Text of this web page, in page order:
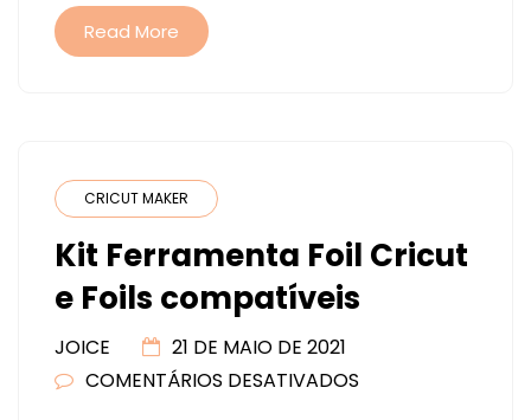
Read More
CRICUT MAKER
Kit Ferramenta Foil Cricut
e Foils compatíveis
JOICE
21 DE MAIO DE 2021
COMENTÁRIOS DESATIVADOS